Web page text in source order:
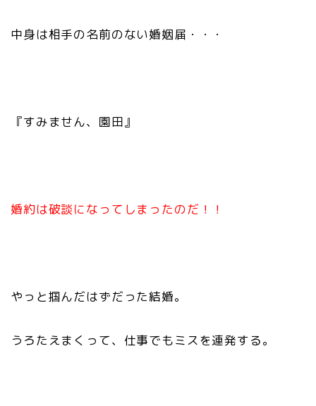
中身は相手の名前のない婚姻届・・・
『すみません、園田』
婚約は破談になってしまったのだ！！
やっと掴んだはずだった結婚。
うろたえまくって、仕事でもミスを連発する。